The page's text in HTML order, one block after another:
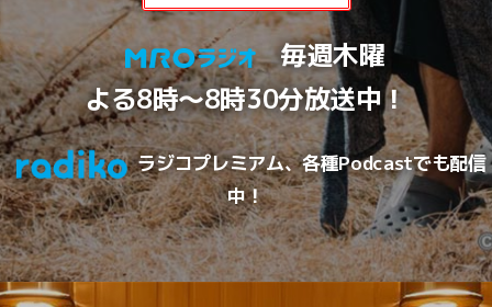
毎週木曜
よる8時〜8時30分放送中！
ラジコプレミアム、各種Podcastでも配信
中！